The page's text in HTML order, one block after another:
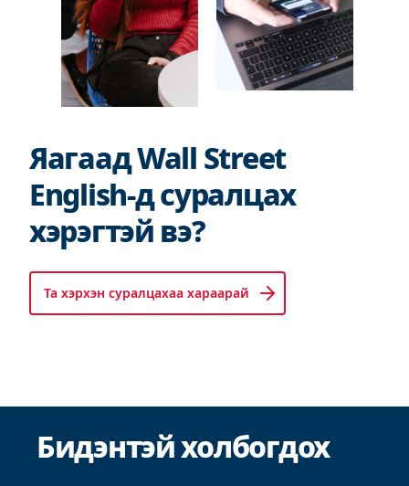
Яагаад Wall Street
English-д суралцах
хэрэгтэй вэ?
Та хэрхэн суралцахаа хараарай
Бидэнтэй холбогдох